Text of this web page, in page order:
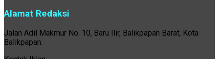
Alamat Redaksi
Jalan Adil Makmur No. 10, Baru Ilir, Balikpapan Barat, Kota
Balikpapan.